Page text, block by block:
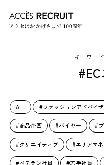
キーワー
ALL #ファッションアドバイ
#商品企画 #バイヤー #
#クリエイティブ #エリアマ
#ベテラン社員 #若手社員